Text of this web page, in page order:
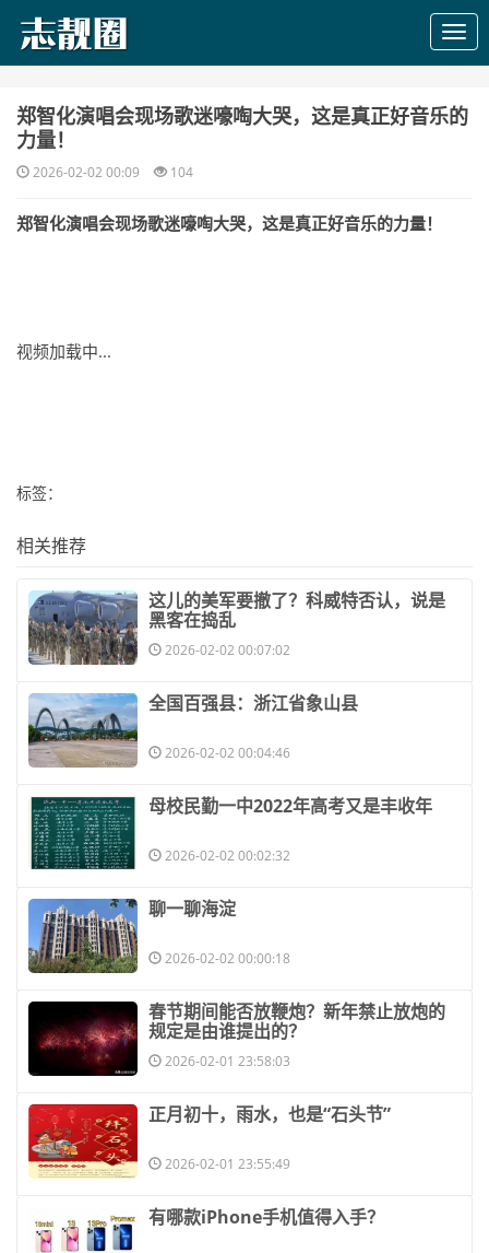
​郑智化演唱会现场歌迷嚎啕大哭，这是真正好音乐的
力量！
2026-02-02 00:09 104
郑智化演唱会现场歌迷嚎啕大哭，这是真正好音乐的力量！
视频加载中...
标签：
相关推荐
​这儿的美军要撤了？科威特否认，说是
黑客在捣乱
2026-02-02 00:07:02
​全国百强县：浙江省象山县
2026-02-02 00:04:46
​母校民勤一中2022年高考又是丰收年
2026-02-02 00:02:32
​聊一聊海淀
2026-02-02 00:00:18
​春节期间能否放鞭炮？新年禁止放炮的
规定是由谁提出的？
2026-02-01 23:58:03
​正月初十，雨水，也是“石头节”
2026-02-01 23:55:49
​有哪款iPhone手机值得入手？